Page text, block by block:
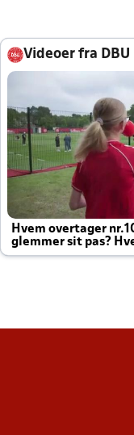
Videoer fra DBU
Hvem overtager
glemmer sit pas?
altid til efter